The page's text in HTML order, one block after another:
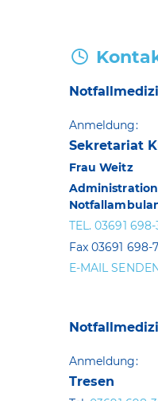
Anmeldung:
Sekretariat
Frau Weitz
TEL. 03691 698-
Fax 03691 698-
E-MAIL
Anmeldung:
Tresen